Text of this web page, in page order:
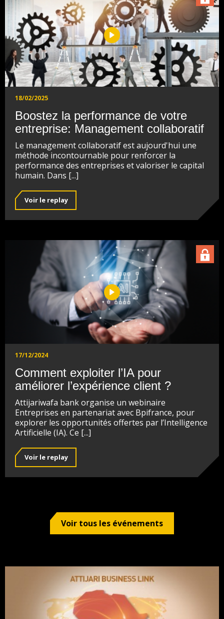
18/02/2025
Boostez la performance de votre
entreprise: Management collaboratif
Le management collaboratif est aujourd'hui une
méthode incontournable pour renforcer la
performance des entreprises et valoriser le capital
humain. Dans [...]
Voir le replay
17/12/2024
Comment exploiter l’IA pour
améliorer l’expérience client ?
Attijariwafa bank organise un webinaire
Entreprises en partenariat avec Bpifrance, pour
explorer les opportunités offertes par l’Intelligence
Artificielle (IA). Ce [...]
Voir le replay
Voir tous les événements